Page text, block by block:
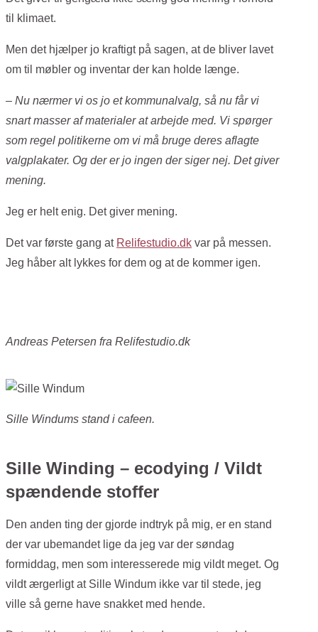
til klimaet.
Men det hjælper jo kraftigt på sagen, at de bliver lavet
om til møbler og inventar der kan holde længe.
– Nu nærmer vi os jo et kommunalvalg, så nu får vi
snart masser af materialer at arbejde med. Vi spørger
som regel politikerne om vi må bruge deres aflagte
valgplakater. Og der er jo ingen der siger nej. Det giver
mening.
Jeg er helt enig. Det giver mening.
Det var første gang at Relifestudio.dk var på messen.
Jeg håber alt lykkes for dem og at de kommer igen.
Andreas Petersen fra Relifestudio.dk
Sille Windums stand i cafeen.
Sille Winding – ecodying / Vildt
spændende stoffer
Den anden ting der gjorde indtryk på mig, er en stand
der var ubemandet lige da jeg var der søndag
formiddag, men som interesserede mig vildt meget. Og
vildt ærgerligt at Sille Windum ikke var til stede, jeg
ville så gerne have snakket med hende.